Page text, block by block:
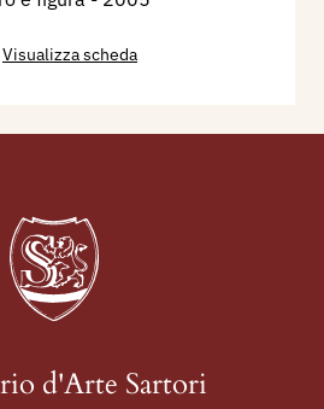
Visualizza scheda
d'Arte Sartori